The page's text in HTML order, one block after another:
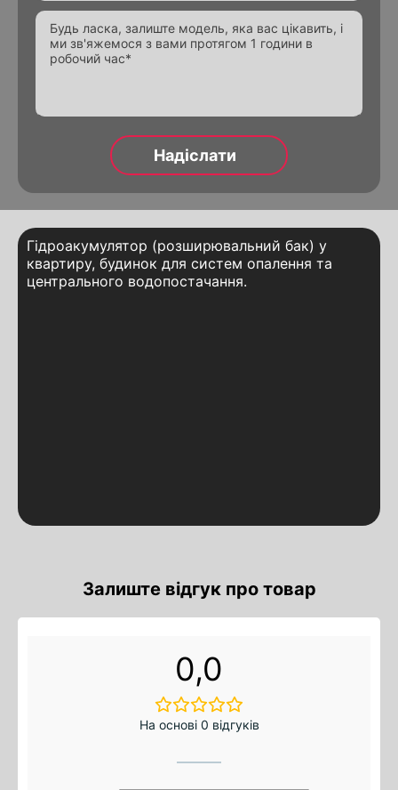
Гідроакумулятор (розширювальний бак) у
квартиру, будинок для систем опалення та
центрального водопостачання.
Залиште відгук про товар
0,0
На основі 0 відгуків
Alternative:
Alternative: